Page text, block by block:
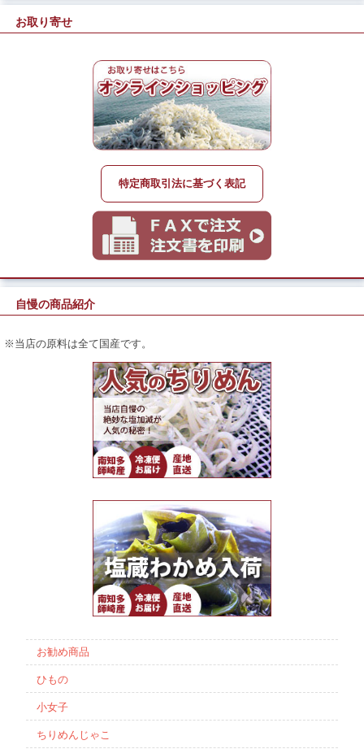
お取り寄せ
特定商取引法に基づく表記
自慢の商品紹介
※当店の原料は全て国産です。
お勧め商品
ひもの
小女子
ちりめんじゃこ